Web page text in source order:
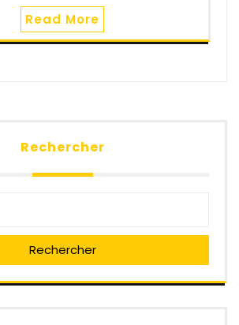
Read More
Rechercher
Rechercher